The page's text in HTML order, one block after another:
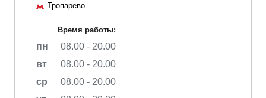
Тропарево
Время работы:
пн
08.00 - 20.00
вт
08.00 - 20.00
ср
08.00 - 20.00